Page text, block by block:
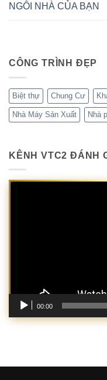
NGÔI NHÀ CỦA BẠN
CÔNG TRÌNH ĐẸP
Biệt thự Chung Cư
Nhà Máy Sản Xuất Nhà
KÊNH VTC2 ĐÁNH
Trình
00:00